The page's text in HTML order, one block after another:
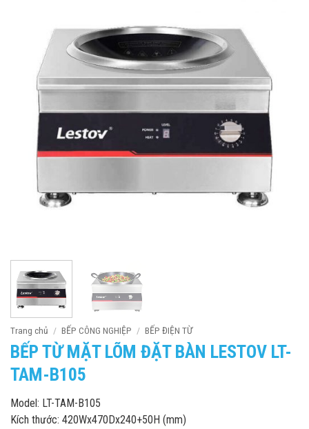
Trang chủ / BẾP CÔNG NGHIỆP / BẾP ĐIỆN TỪ
BẾP TỪ MẶT LÕM ĐẶT BÀN LESTOV LT-
TAM-B105
Model: LT-TAM-B105
Kích thước: 420Wx470Dx240+50H (mm)